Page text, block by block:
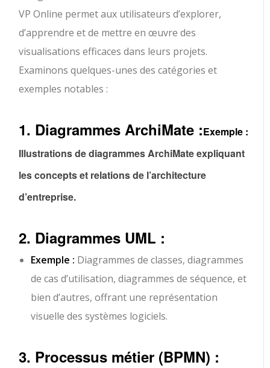
VP Online permet aux utilisateurs d’explorer,
d’apprendre et de mettre en œuvre des
visualisations efficaces dans leurs projets.
Examinons quelques-unes des catégories et
exemples notables :
1. Diagrammes ArchiMate :Exemple :
Illustrations de diagrammes ArchiMate expliquant
les concepts et relations de l’architecture
d’entreprise.
2. Diagrammes UML :
Exemple : Diagrammes de classes, diagrammes
de cas d’utilisation, diagrammes de séquence, et
bien d’autres, offrant une représentation
visuelle des systèmes logiciels.
3. Processus métier (BPMN) :